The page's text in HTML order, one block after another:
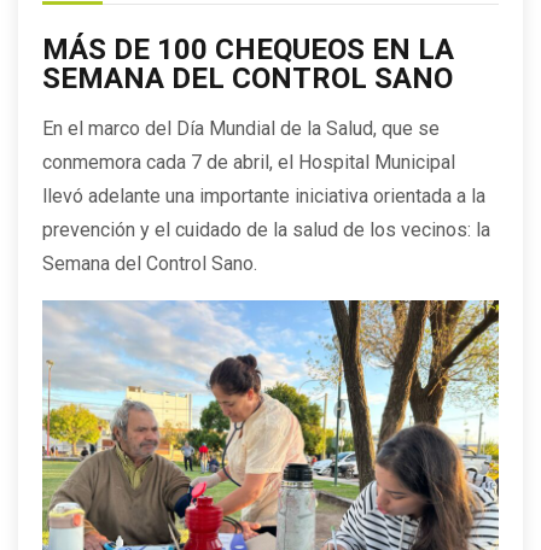
MÁS DE 100 CHEQUEOS EN LA
SEMANA DEL CONTROL SANO
En el marco del Día Mundial de la Salud, que se
conmemora cada 7 de abril, el Hospital Municipal
llevó adelante una importante iniciativa orientada a la
prevención y el cuidado de la salud de los vecinos: la
Semana del Control Sano.